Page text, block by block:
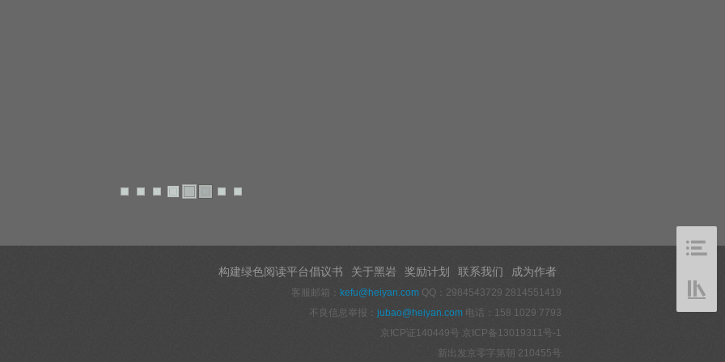
构建绿色阅读平台倡议书 关于黑岩 奖励计划 联系我们 成为作者
客服邮箱： kefu@heiyan.com QQ：2984543729 2814551419
不良信息举报： jubao@heiyan.com 电话：158 1029 7793
京ICP证140449号 京ICP备13019311号-1
新出发京零字第朝 210455号